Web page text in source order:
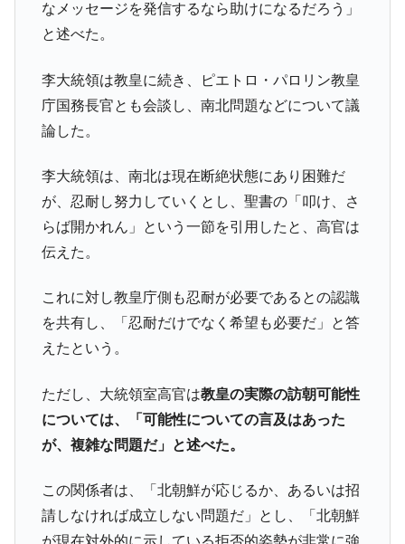
Fact1
甲子園通算本塁打、最多の清原に次いで多く打っ
ている意外な選手とは？
なメッセージを発信するなら助けになるだろう」
と述べた。
李大統領は教皇に続き、ピエトロ・パロリン教皇
庁国務長官とも会談し、南北問題などについて議
論した。
李大統領は、南北は現在断絶状態にあり困難だ
が、忍耐し努力していくとし、聖書の「叩け、さ
らば開かれん」という一節を引用したと、高官は
伝えた。
これに対し教皇庁側も忍耐が必要であるとの認識
を共有し、「忍耐だけでなく希望も必要だ」と答
えたという。
ただし、大統領室高官は教皇の実際の訪朝可能性
については、「可能性についての言及はあった
が、複雑な問題だ」と述べた。
この関係者は、「北朝鮮が応じるか、あるいは招
請しなければ成立しない問題だ」とし、「北朝鮮
が現在対外的に示している拒否的姿勢が非常に強